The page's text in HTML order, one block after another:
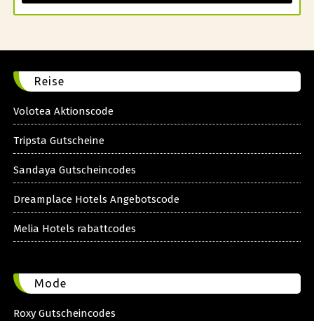
Reise
Volotea Aktionscode
Tripsta Gutscheine
Sandaya Gutscheincodes
Dreamplace Hotels Angebotscode
Melia Hotels rabattcodes
Mode
Roxy Gutscheincodes